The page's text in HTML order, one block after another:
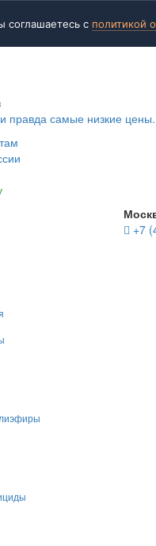
соглашаетесь с политикой
правда самые низкие цены.
+7